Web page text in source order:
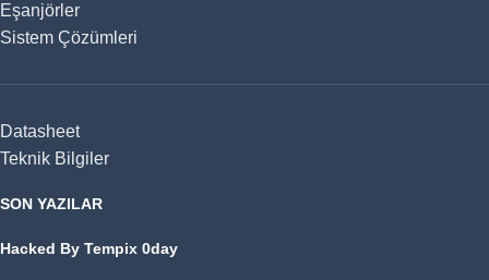
Eşanjörler
Sistem Çözümleri
Datasheet
Teknik Bilgiler
SON YAZILAR
Hacked By Tempix 0day